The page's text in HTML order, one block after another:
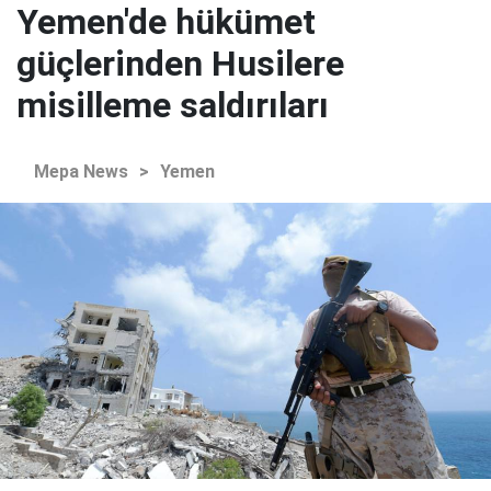
Yemen'de hükümet
güçlerinden Husilere
misilleme saldırıları
Mepa News > Yemen